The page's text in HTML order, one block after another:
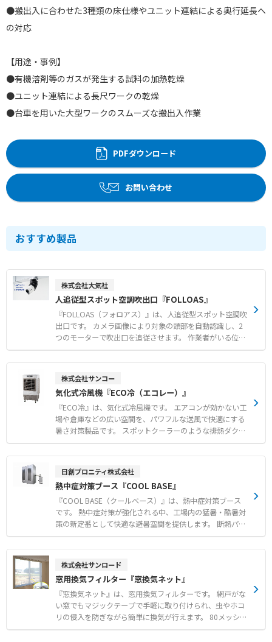
●搬出入に合わせた3種類の床仕様やユニット連結による奥行延長へ
の対応
【用途・事例】
●有機溶剤等のガスが発生する試料の加熱乾燥
●ユニット連結による長尺ワークの乾燥
●台車を用いた大型ワークのスムーズな搬出入作業
PDFダウンロード
お問い合わせ
おすすめ製品
株式会社大気社
人追従型スポット空調吹出口『FOLLOAS』
『FOLLOAS（フォロアス）』は、人追従型スポット空調吹
出口です。 カメラ画像により対象の頭部を自動認識し、2
つのモーターで吹出口を追従させます。 作業者がいる位置
へ効果的に冷風を届けることで、大空間でも作業環境の快
適性を向上させます。 対象者の不在時には一定時間後に初
を削減します。 単相AC100Vまたは200V電源があれば設置
できるユニット構造により、短工期での導入に対応しま
す。 【特徴】 ●カメラ画像による頭部認識とモーター制
御による自動追従機能 ●未検出時の給気停止信号発信等に
よる省エネ化の実現 ●電源確保のみで取り付けが簡単なユ
ニット構造 【用途・事例】 ●工場や物流倉庫などの大空
間における作業者の個別空調 ●作業者が移動と停止を繰り
ネルギーロスが大きい場所での活用
株式会社サンコー
気化式冷風機『ECO冷（エコレー）』
『ECO冷』は、気化式冷風機です。 エアコンが効かない工
場や倉庫などの広い空間を、パワフルな送風で快適にする
暑さ対策製品です。 スポットクーラーのような排熱ダクト
がなく排熱が発生しないため、設置場所を選ばず冷やした
空気を無駄なく届けます。 エアコンに比べて低消費電力で
80°のオートスイング機能を搭載し、広い作業スペースへ
広範囲に送風が可能です。 1〜9時間まで設定可能なタイマ
ー機能や水ポンプ保護など、安心の安全機能も充実してい
ます。 【特徴】 ● 排熱ダクト不要で設置場所を選ばない
排熱なし設計 ● エアコンに比べ低消費電力による低コス
ト運用 ● 約80°のオートスイング機能による広範囲送風
【用途・事例】 ● 工場や倉庫における広い空間の全体冷
環境改善 ● イベントテントや農業施設などの大空間にお
ける快適な空間づくり
日創プロニティ株式会社
熱中症対策ブース『COOL BASE』
『COOL BASE（クールベース）』は、熱中症対策ブース
です。 熱中症対策が強化される中、工場内の猛暑・酷暑対
策の新定番として快適な避暑空間を提供します。 断熱パネ
ルを採用しており、お客様自身での組み立てが可能です。
工場のレイアウト変更が発生した場合でも、簡単に解体や
1〜2人用、3〜4人用、6〜7人用の3つのサイズから選択可
能です（※スポットクーラーはオプション）。 【特徴】
●断熱パネルを使用した高い機能性 ●お客様自身での組み
立てに対応 ●工場のレイアウト変更時にも簡単な解体と移
設が可能 【用途・事例】 ●工場内における休憩時間の避
暑エリア ●熱中症が疑われる作業者の一時的な救護スペー
ス
株式会社サンロード
窓用換気フィルター『窓換気ネット』
『窓換気ネット』は、窓用換気フィルターです。 網戸がな
い窓でもマジックテープで手軽に取り付けられ、虫やホコ
リの侵入を防ぎながら簡単に換気が行えます。 80メッシュ
の非常に細かい網目を採用しており、一般的な網戸ではす